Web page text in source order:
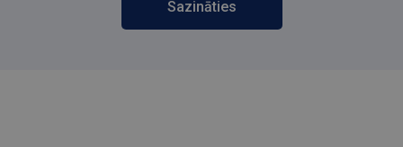
Sazināties